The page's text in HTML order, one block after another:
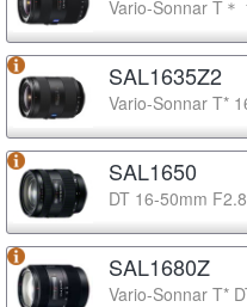
Vario-Sonnar T＊
SAL1635Z2
Vario-Sonnar T*
SAL1650
DT 16-50mm
SAL1680Z
Vario-Sonnar T*